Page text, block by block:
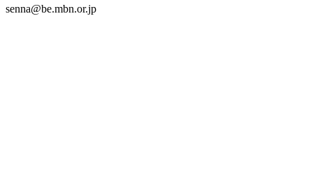
senna@be.mbn.or.jp